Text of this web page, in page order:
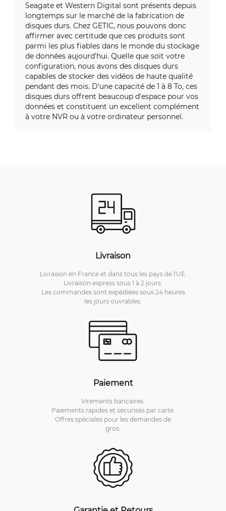
Seagate et Western Digital sont présents depuis
longtemps sur le marché de la fabrication de
disques durs. Chez GETIC, nous pouvons donc
affirmer avec certitude que ces produits sont
parmi les plus fiables dans le monde du stockage
de données aujourd'hui. Quelle que soit votre
configuration, nous avons des disques durs
capables de stocker des vidéos de haute qualité
pendant des mois. D'une capacité de 1 à 8 To, ces
disques durs offrent beaucoup d'espace pour vos
données et constituent un excellent complément
à votre NVR ou à votre ordinateur personnel.
Livraison
Livraison en France et dans tous les pays de l'UE.
Livraison express sous 1 à 2 jours.
Les commandes sont expédiées sous 24 heures
les jours ouvrables.
Paiement
Virements bancaires.
Paiements rapides et sécurisés par carte.
Offres spéciales pour les demandes de
gros.